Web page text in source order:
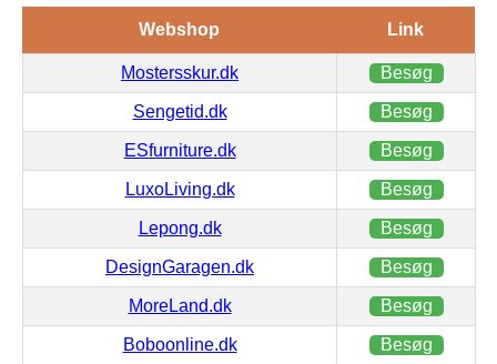
Webshop Link
Mostersskur.dk Besøg
Sengetid.dk Besøg
ESfurniture.dk Besøg
LuxoLiving.dk Besøg
Lepong.dk Besøg
DesignGaragen.dk Besøg
MoreLand.dk Besøg
Boboonline.dk Besøg